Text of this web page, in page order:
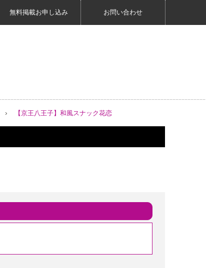
無料掲載お申し込み お問い合わせ
【京王八王子】和風スナック花恋